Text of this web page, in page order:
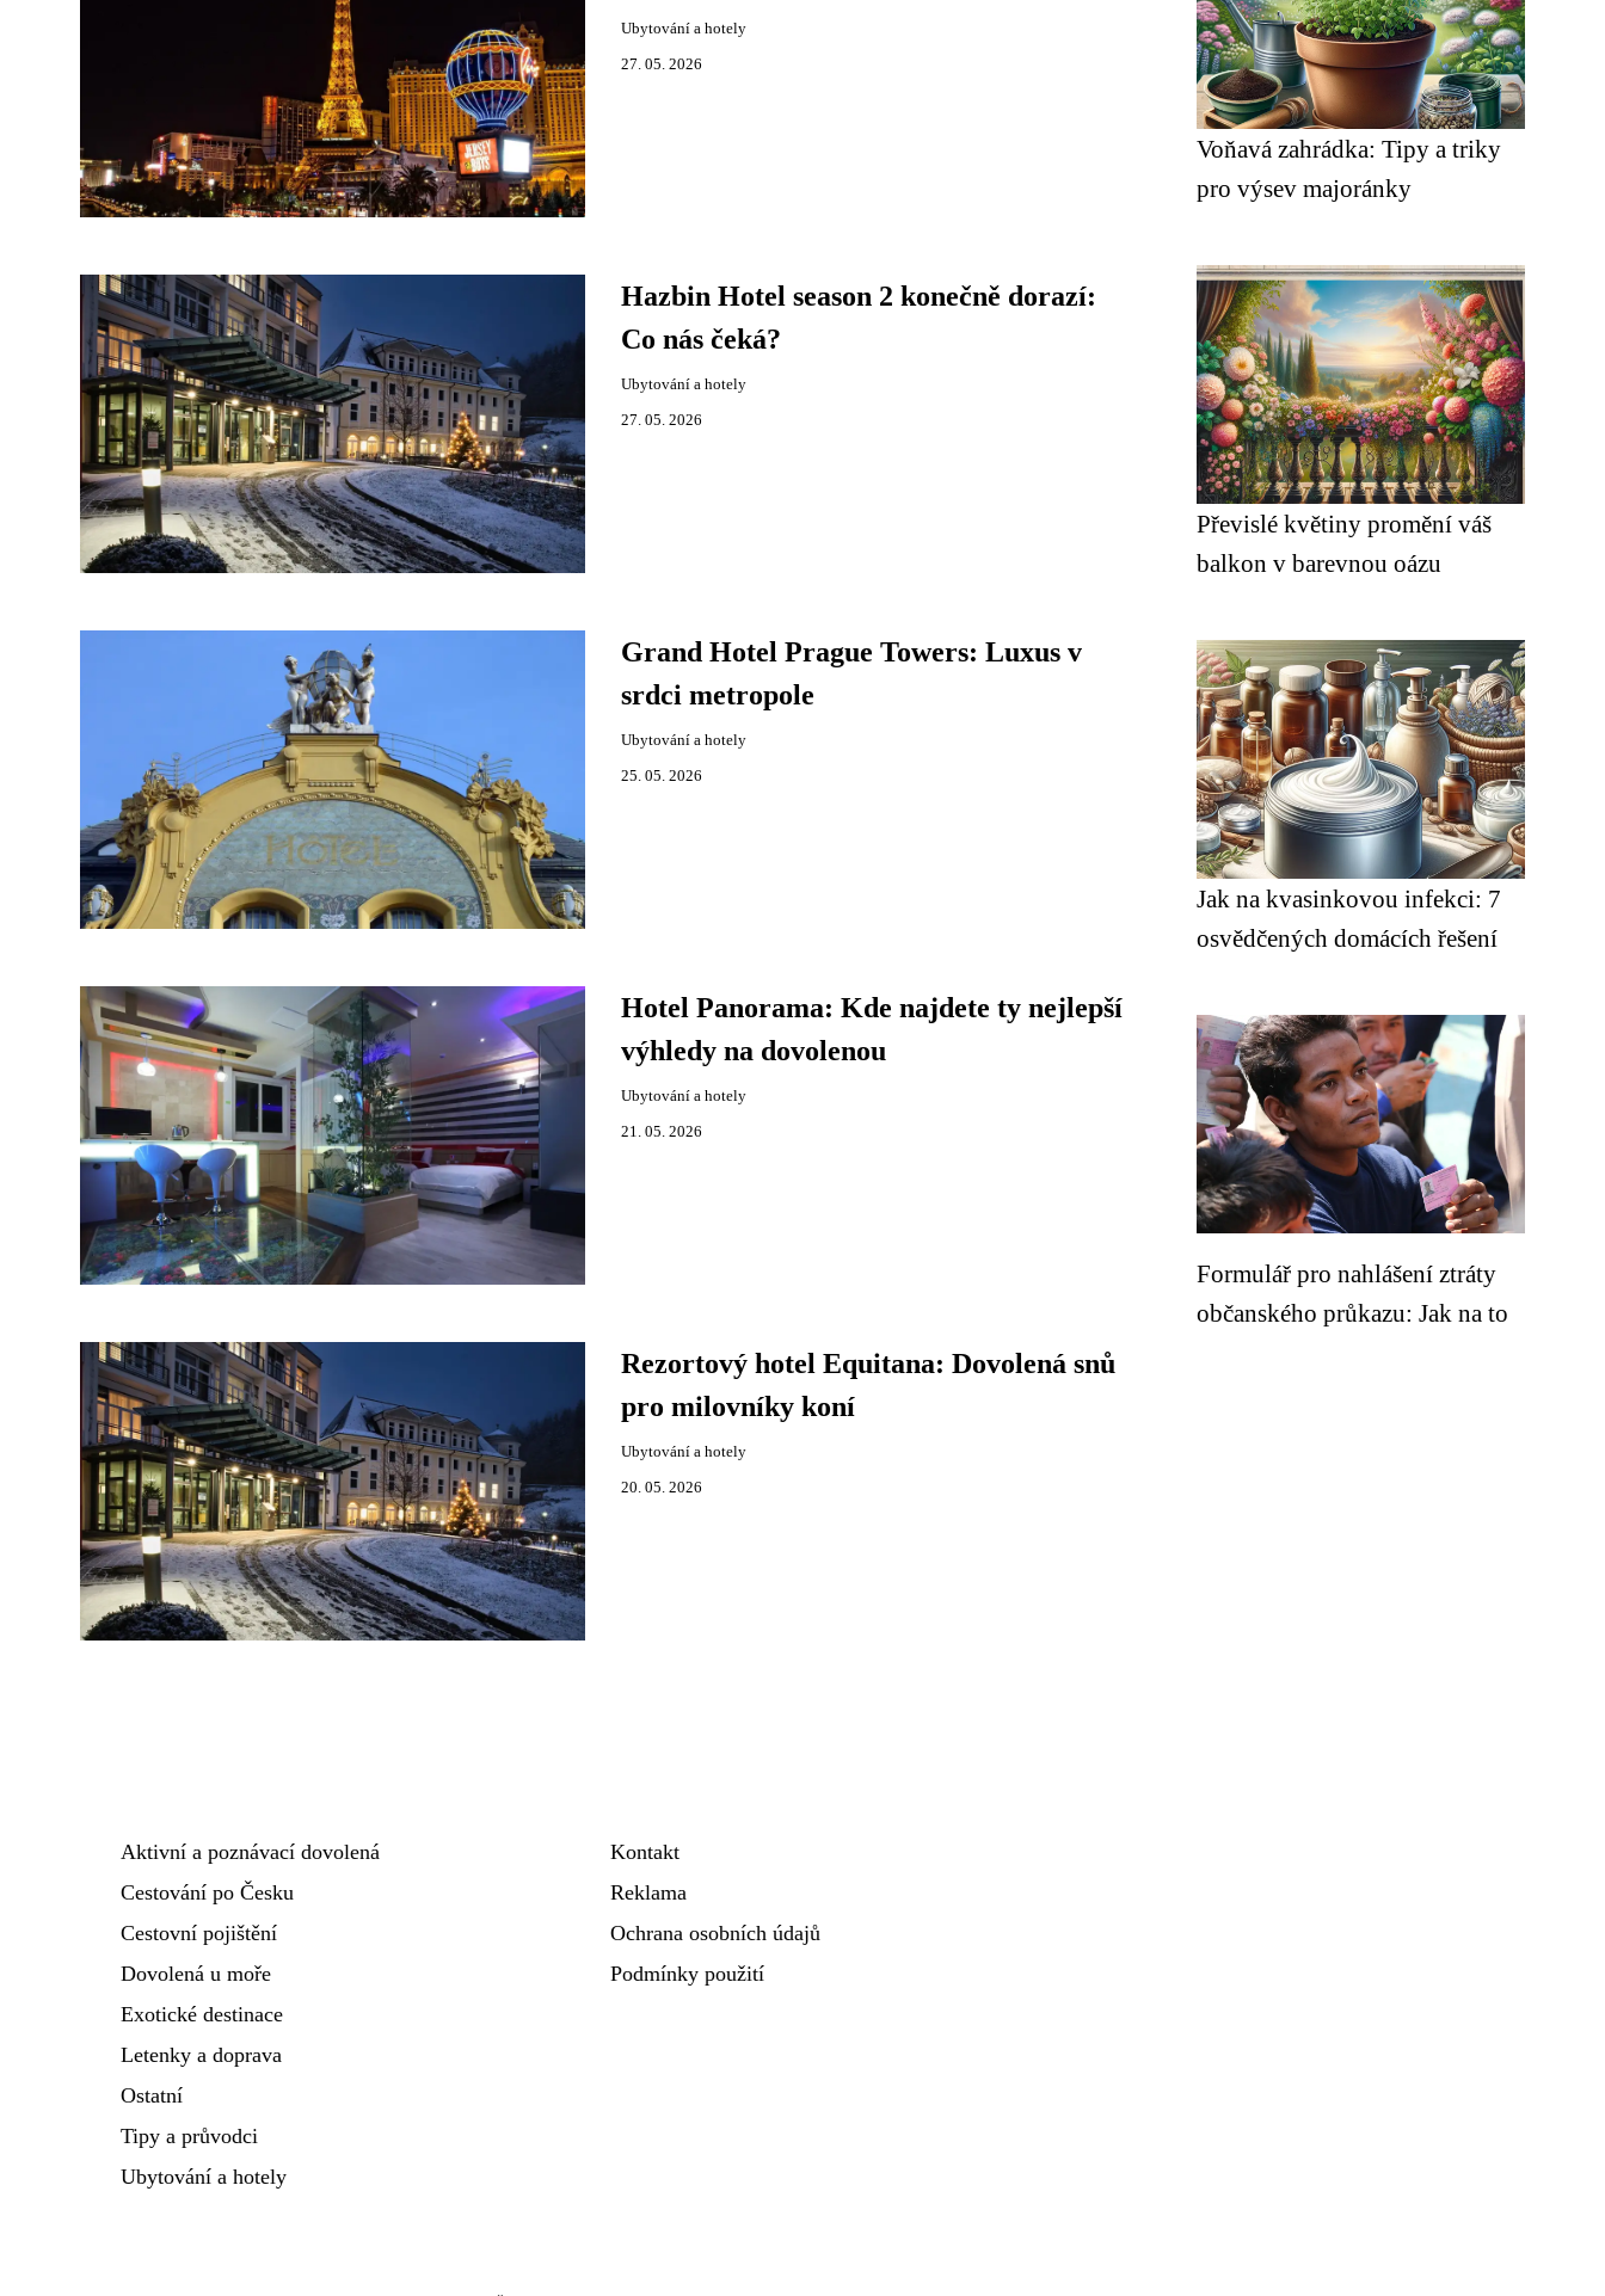
Ubytování a hotely
27. 05. 2026
Hazbin Hotel season 2 konečně dorazí:
Co nás čeká?
Ubytování a hotely
27. 05. 2026
Grand Hotel Prague Towers: Luxus v
srdci metropole
Ubytování a hotely
25. 05. 2026
Hotel Panorama: Kde najdete ty nejlepší
výhledy na dovolenou
Ubytování a hotely
21. 05. 2026
Rezortový hotel Equitana: Dovolená snů
pro milovníky koní
Ubytování a hotely
20. 05. 2026
Voňavá zahrádka: Tipy a triky
pro výsev majoránky
Převislé květiny promění váš
balkon v barevnou oázu
Jak na kvasinkovou infekci: 7
osvědčených domácích řešení
Formulář pro nahlášení ztráty
občanského průkazu: Jak na to
Aktivní a poznávací dovolená
Cestování po Česku
Cestovní pojištění
Dovolená u moře
Exotické destinace
Letenky a doprava
Ostatní
Tipy a průvodci
Ubytování a hotely
Kontakt
Reklama
Ochrana osobních údajů
Podmínky použití